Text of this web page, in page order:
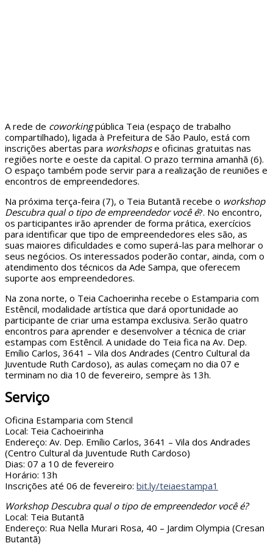
A rede de coworkingpública Teia (espaço de trabalho
compartilhado), ligada à Prefeitura de São Paulo, está com
inscrições abertas para workshopse oficinas gratuitas nas
regiões norte e oeste da capital. O prazo termina amanhã (6).
O espaço também pode servir para a realização de reuniões e
encontros de empreendedores.
Na próxima terça-feira (7), o Teia Butantã recebe o workshop
Descubra qual o tipo de empreendedor você é?. No encontro,
os participantes irão aprender de forma prática, exercícios
para identificar que tipo de empreendedores eles são, as
suas maiores dificuldades e como superá-las para melhorar o
seus negócios. Os interessados poderão contar, ainda, com o
atendimento dos técnicos da Ade Sampa, que oferecem
suporte aos empreendedores.
Na zona norte, o Teia Cachoerinha recebe o Estamparia com
Estêncil, modalidade artística que dará oportunidade ao
participante de criar uma estampa exclusiva. Serão quatro
encontros para aprender e desenvolver a técnica de criar
estampas com Estêncil. A unidade do Teia fica na Av. Dep.
Emílio Carlos, 3641 – Vila dos Andrades (Centro Cultural da
Juventude Ruth Cardoso), as aulas começam no dia 07 e
terminam no dia 10 de fevereiro, sempre às 13h.
Serviço
Oficina Estamparia com Stencil
Local: Teia Cachoeirinha
Endereço: Av. Dep. Emílio Carlos, 3641 – Vila dos Andrades
(Centro Cultural da Juventude Ruth Cardoso)
Dias: 07 a 10 de fevereiro
Horário: 13h
Inscrições até 06 de fevereiro: bit.ly/teiaestampa1
Workshop Descubra qual o tipo de empreendedor você é?
Local: Teia Butantã
Endereço: Rua Nella Murari Rosa, 40 – Jardim Olympia (Cresan
Butantã)